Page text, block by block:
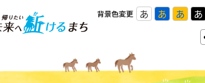
背景色変更 あ あ あ あ